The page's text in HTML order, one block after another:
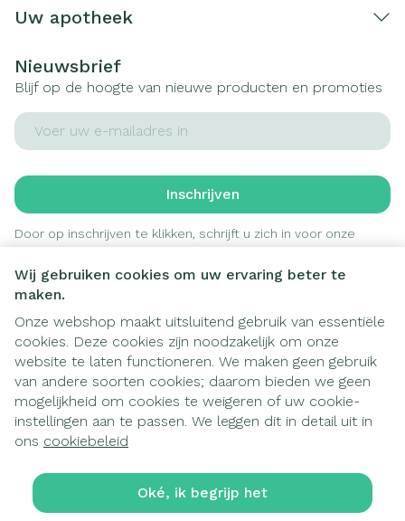
Wij gebruiken cookies om uw ervaring beter te
maken.
Onze webshop maakt uitsluitend gebruik van essentiële
cookies. Deze cookies zijn noodzakelijk om onze
website te laten functioneren. We maken geen gebruik
van andere soorten cookies; daarom bieden we geen
mogelijkheid om cookies te weigeren of uw cookie-
instellingen aan te passen. We leggen dit in detail uit in
ons cookiebeleid
Oké, ik begrijp het
Uw apotheek
Nieuwsbrief
Blijf op de hoogte van nieuwe producten en promoties
E-mail adres
Inschrijven
Door op inschrijven te klikken, schrijft u zich in voor onze
nieuwsbrief en gaat u akkoord met onzeprivacy policy.
Juridische links